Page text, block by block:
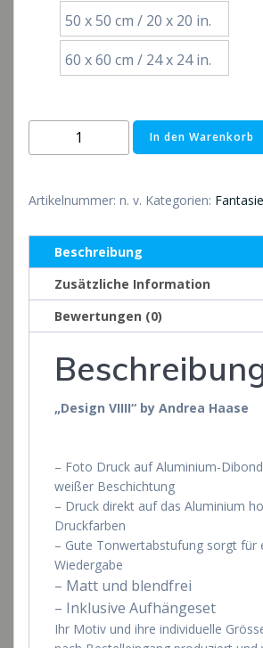
50 x 50 cm / 20 x 20 in.
60 x 60 cm / 24 x 24 in.
VIIII
In den Warenkorb
Artikelnummer: n. v. Kategorien: Fantasie
Beschreibung
Zusätzliche Information
Bewertungen (0)
„Design VIIII“ by Andrea Haase
– Foto Druck auf Aluminium-
weißer Beschichtung
– Druck direkt auf das Aluminium
Druckfarben
– Gute Tonwertabstufung sorgt für
Wiedergabe
– Matt und blendfrei
– Inklusive Aufhängeset
Ihr Motiv und ihre individuelle